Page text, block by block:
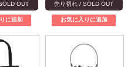
OUT 売り切れ / SOLD OUT